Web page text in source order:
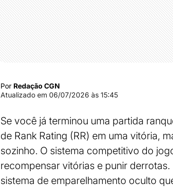
Por Redação CGN
Atualizado em 06/07/2026 às 15:45
Se você já terminou uma partida
de Rank Rating (RR) em uma vitória,
sozinho. O sistema competitivo do
recompensar vitórias e punir
sistema de emparelhamento oculto